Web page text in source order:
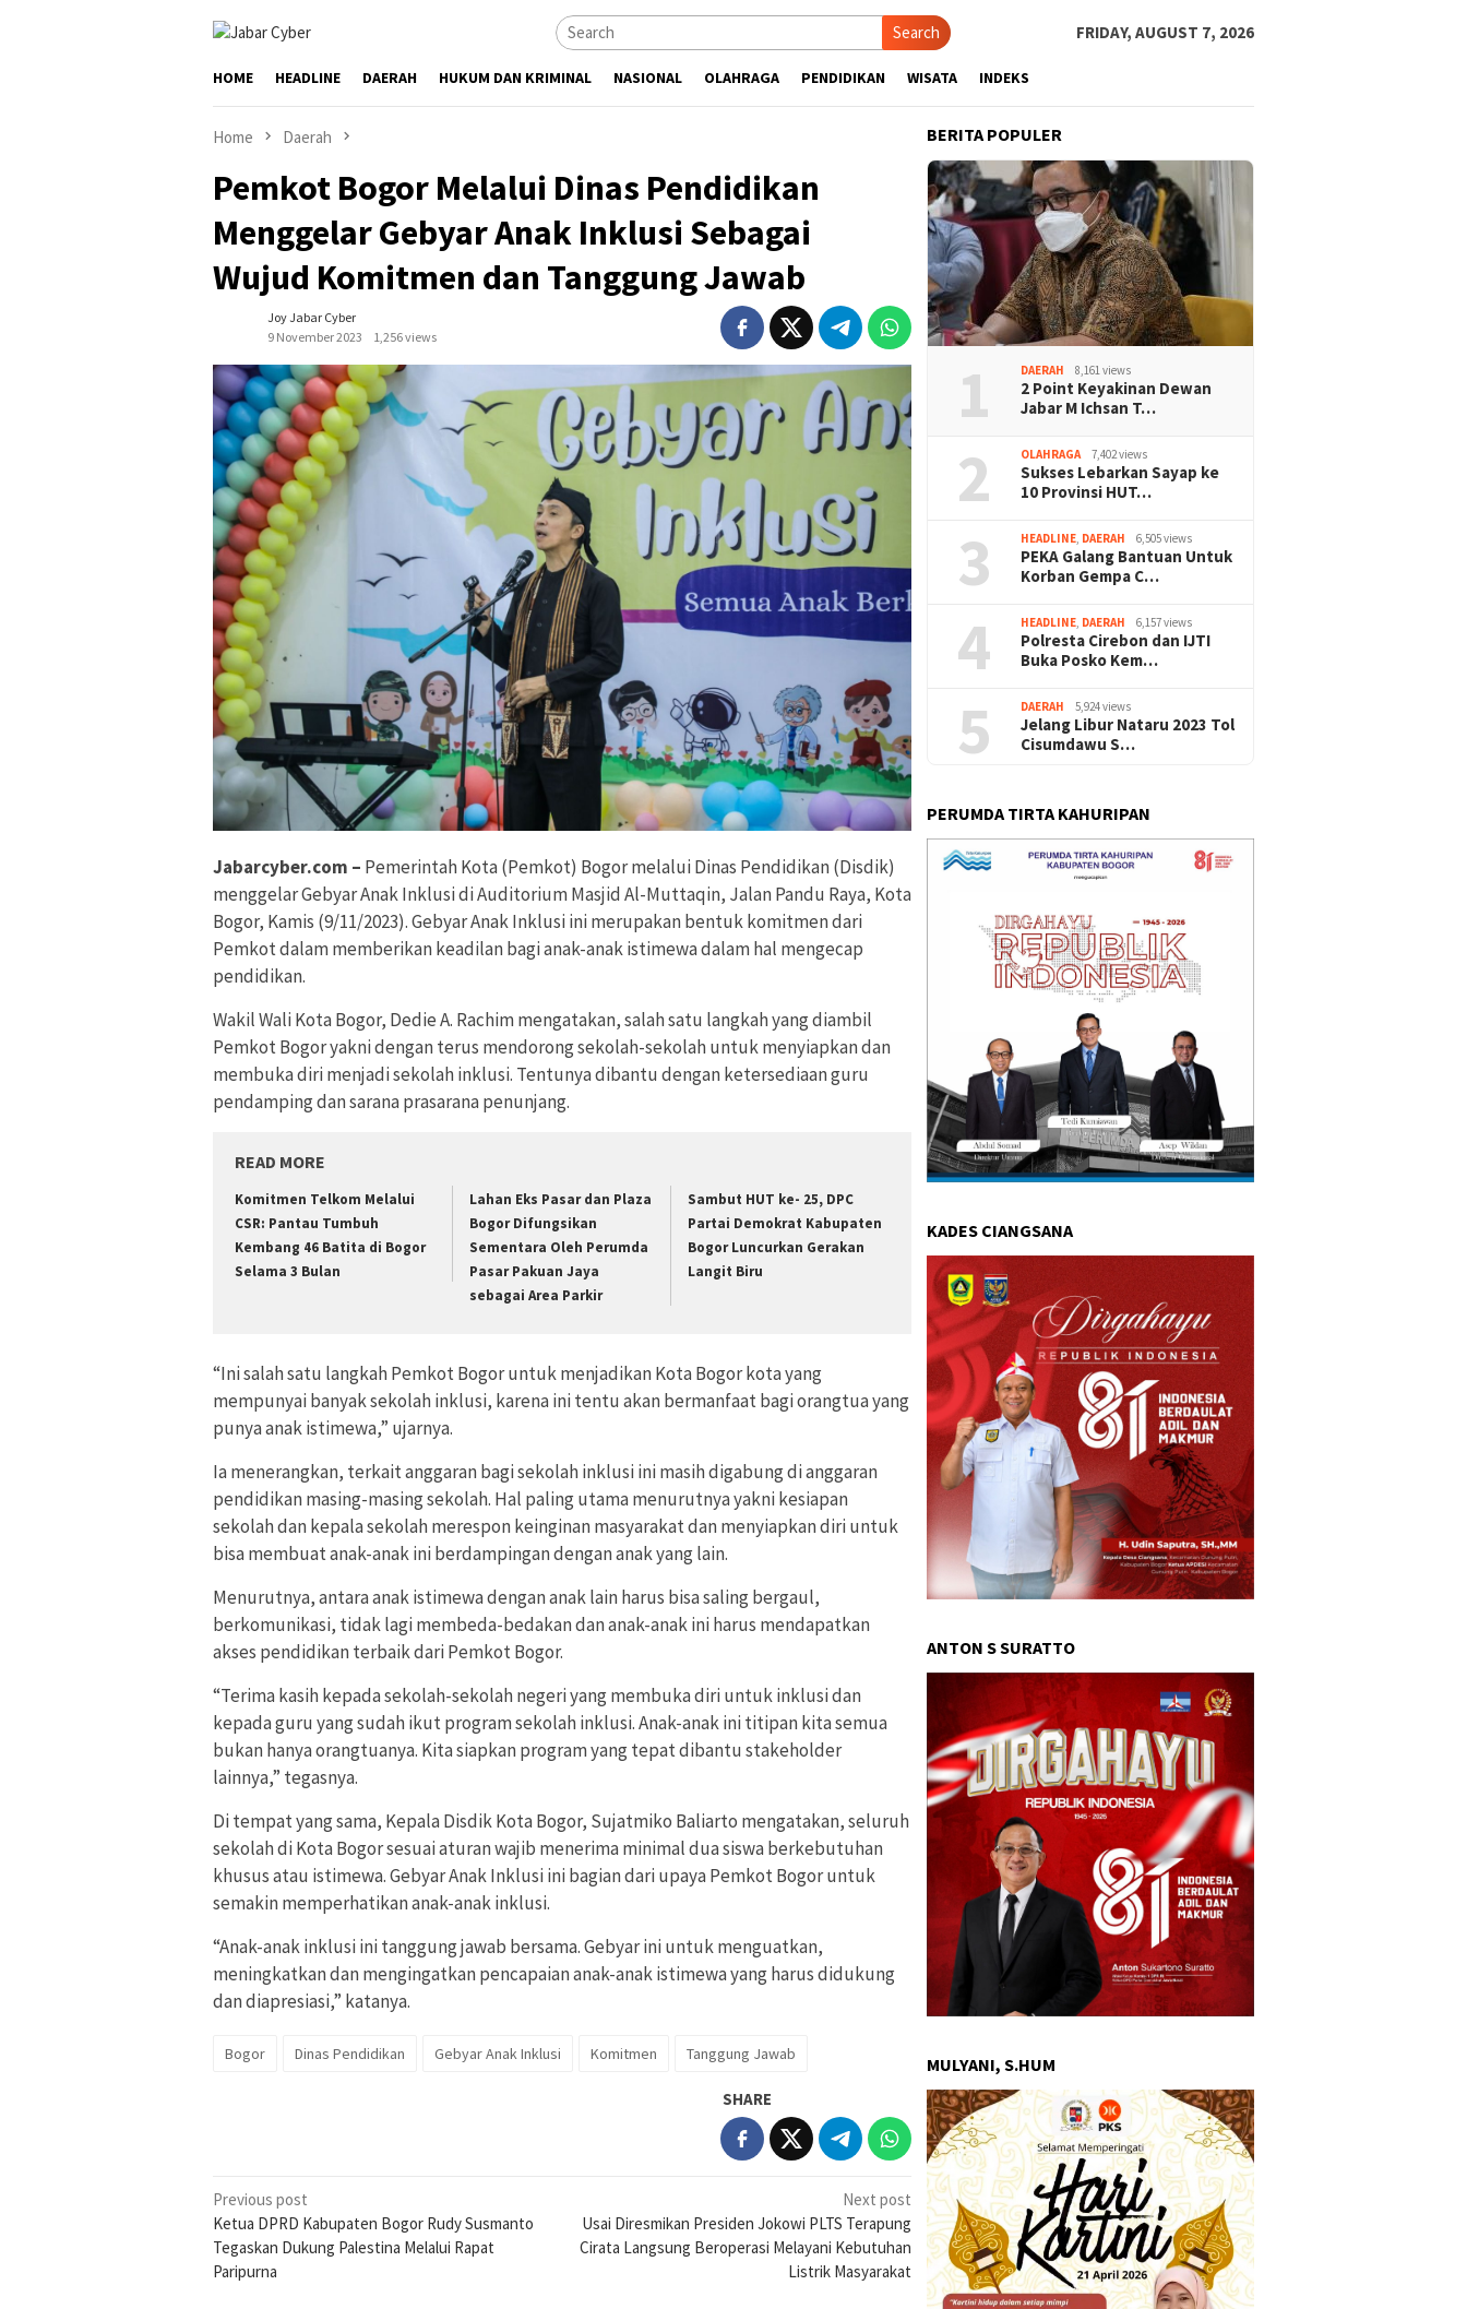
Search FRIDAY, AUGUST 7, 2026
HOME HEADLINE DAERAH HUKUM DAN KRIMINAL NASIONAL OLAHRAGA PENDIDIKAN WISATA INDEKS
Home Daerah
Pemkot Bogor Melalui Dinas Pendidikan
Menggelar Gebyar Anak Inklusi Sebagai
Wujud Komitmen dan Tanggung Jawab
Joy Jabar Cyber
9 November 2023
1,256 views
Jabarcyber.com – Pemerintah Kota (Pemkot) Bogor melalui Dinas Pendidikan (Disdik)
menggelar Gebyar Anak Inklusi di Auditorium Masjid Al-Muttaqin, Jalan Pandu Raya, Kota
Bogor, Kamis (9/11/2023). Gebyar Anak Inklusi ini merupakan bentuk komitmen dari
Pemkot dalam memberikan keadilan bagi anak-anak istimewa dalam hal mengecap
pendidikan.
Wakil Wali Kota Bogor, Dedie A. Rachim mengatakan, salah satu langkah yang diambil
Pemkot Bogor yakni dengan terus mendorong sekolah-sekolah untuk menyiapkan dan
membuka diri menjadi sekolah inklusi. Tentunya dibantu dengan ketersediaan guru
pendamping dan sarana prasarana penunjang.
READ MORE
Komitmen Telkom Melalui
CSR: Pantau Tumbuh
Kembang 46 Batita di Bogor
Selama 3 Bulan
Lahan Eks Pasar dan Plaza
Bogor Difungsikan
Sementara Oleh Perumda
Pasar Pakuan Jaya
sebagai Area Parkir
Sambut HUT ke- 25, DPC
Partai Demokrat Kabupaten
Bogor Luncurkan Gerakan
Langit Biru
“Ini salah satu langkah Pemkot Bogor untuk menjadikan Kota Bogor kota yang
mempunyai banyak sekolah inklusi, karena ini tentu akan bermanfaat bagi orangtua yang
punya anak istimewa,” ujarnya.
Ia menerangkan, terkait anggaran bagi sekolah inklusi ini masih digabung di anggaran
pendidikan masing-masing sekolah. Hal paling utama menurutnya yakni kesiapan
sekolah dan kepala sekolah merespon keinginan masyarakat dan menyiapkan diri untuk
bisa membuat anak-anak ini berdampingan dengan anak yang lain.
Menurutnya, antara anak istimewa dengan anak lain harus bisa saling bergaul,
berkomunikasi, tidak lagi membeda-bedakan dan anak-anak ini harus mendapatkan
akses pendidikan terbaik dari Pemkot Bogor.
“Terima kasih kepada sekolah-sekolah negeri yang membuka diri untuk inklusi dan
kepada guru yang sudah ikut program sekolah inklusi. Anak-anak ini titipan kita semua
bukan hanya orangtuanya. Kita siapkan program yang tepat dibantu stakeholder
lainnya,” tegasnya.
Di tempat yang sama, Kepala Disdik Kota Bogor, Sujatmiko Baliarto mengatakan, seluruh
sekolah di Kota Bogor sesuai aturan wajib menerima minimal dua siswa berkebutuhan
khusus atau istimewa. Gebyar Anak Inklusi ini bagian dari upaya Pemkot Bogor untuk
semakin memperhatikan anak-anak inklusi.
“Anak-anak inklusi ini tanggung jawab bersama. Gebyar ini untuk menguatkan,
meningkatkan dan mengingatkan pencapaian anak-anak istimewa yang harus didukung
dan diapresiasi,” katanya.
Bogor Dinas Pendidikan Gebyar Anak Inklusi Komitmen Tanggung Jawab
SHARE
Post
navigation
Previous post
Ketua DPRD Kabupaten Bogor Rudy Susmanto
Tegaskan Dukung Palestina Melalui Rapat
Paripurna
Next post
Usai Diresmikan Presiden Jokowi PLTS Terapung
Cirata Langsung Beroperasi Melayani Kebutuhan
Listrik Masyarakat
BERITA POPULER
1 DAERAH 8,161 views
2 Point Keyakinan Dewan
Jabar M Ichsan T…
2 OLAHRAGA 7,402 views
Sukses Lebarkan Sayap ke
10 Provinsi HUT…
3 HEADLINE DAERAH 6,505 views
PEKA Galang Bantuan Untuk
Korban Gempa C…
4 HEADLINE DAERAH 6,157 views
Polresta Cirebon dan IJTI
Buka Posko Kem…
5 DAERAH 5,924 views
Jelang Libur Nataru 2023 Tol
Cisumdawu S…
PERUMDA TIRTA KAHURIPAN
KADES CIANGSANA
ANTON S SURATTO
MULYANI, S.HUM